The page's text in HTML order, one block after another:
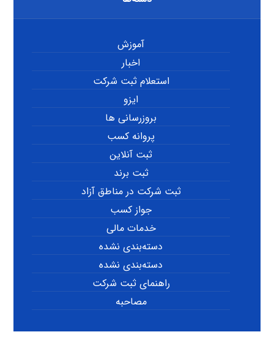
آموزش
اخبار
استعلام ثبت شرکت
ایزو
بروزرسانی ها
پروانه کسب
ثبت آنلاین
ثبت برند
ثبت شرکت در مناطق آزاد
جواز کسب
خدمات مالی
دسته‌بندی نشده
دسته‌بندی نشده
راهنمای ثبت شرکت
مصاحبه